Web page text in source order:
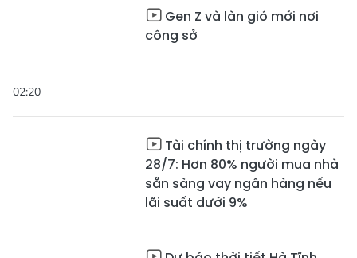
02:20
Gen Z và làn gió mới nơi
công sở
Tài chính thị trường ngày
28/7: Hơn 80% người mua nhà
sẵn sàng vay ngân hàng nếu
lãi suất dưới 9%